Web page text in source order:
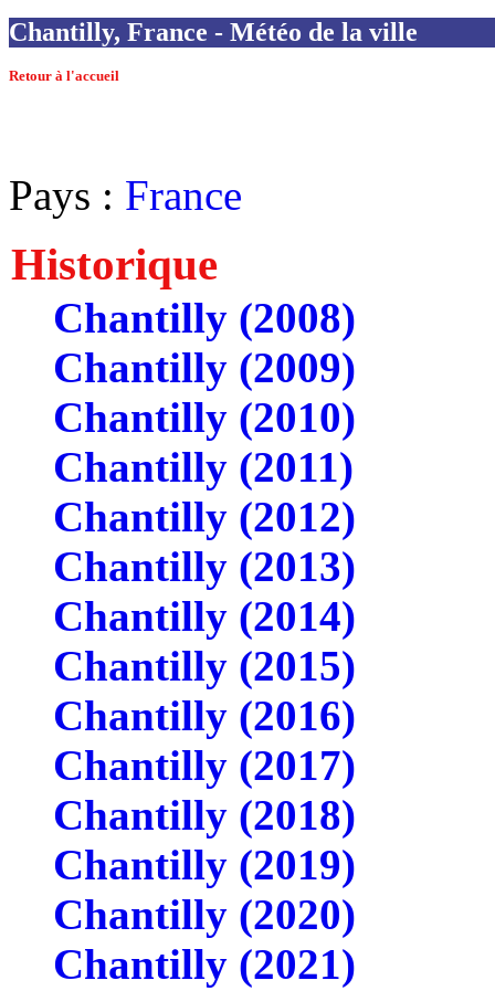
Chantilly, France - Météo de la ville
Retour à l'accueil
Pays : France
Historique
Chantilly (2008)
Chantilly (2009)
Chantilly (2010)
Chantilly (2011)
Chantilly (2012)
Chantilly (2013)
Chantilly (2014)
Chantilly (2015)
Chantilly (2016)
Chantilly (2017)
Chantilly (2018)
Chantilly (2019)
Chantilly (2020)
Chantilly (2021)